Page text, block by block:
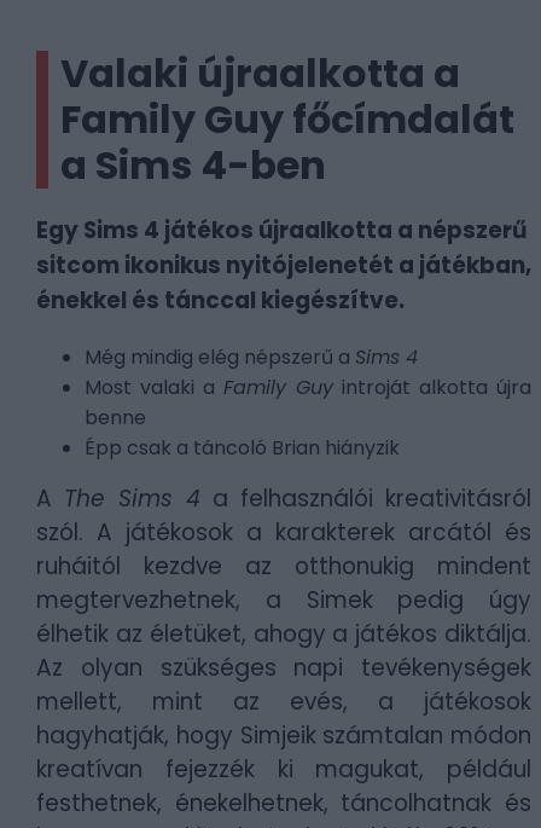
Valaki újraalkotta a
Family Guy főcímdalát
a Sims 4-ben
Egy Sims 4 játékos újraalkotta a népszerű
sitcom ikonikus nyitójelenetét a játékban,
énekkel és tánccal kiegészítve.
Még mindig elég népszerű a Sims 4
Most valaki a Family Guy introját alkotta újra
benne
Épp csak a táncoló Brian hiányzik
A The Sims 4 a felhasználói kreativitásról
szól. A játékosok a karakterek arcától és
ruháitól kezdve az otthonukig mindent
megtervezhetnek, a Simek pedig úgy
élhetik az életüket, ahogy a játékos diktálja.
Az olyan szükséges napi tevékenységek
mellett, mint az evés, a játékosok
hagyhatják, hogy Simjeik számtalan módon
kreatívan fejezzék ki magukat, például
festhetnek, énekelhetnek, táncolhatnak és